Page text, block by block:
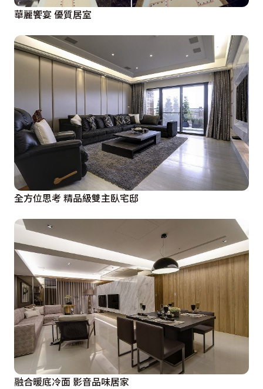
華麗饗宴 優質居室
全方位思考 精品級雙主臥宅邸
融合暖底冷面 影音品味居家